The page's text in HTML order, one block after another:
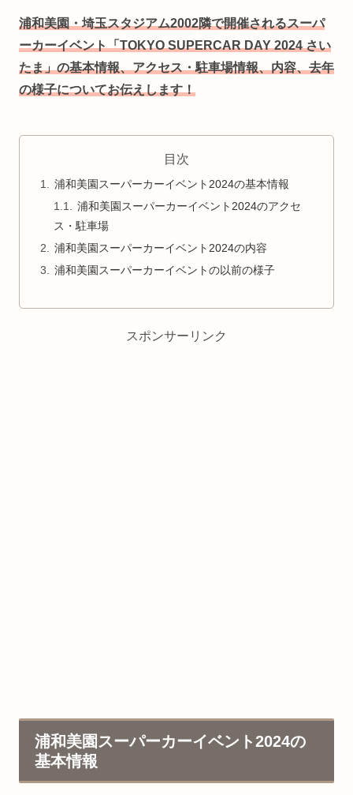
浦和美園・埼玉スタジアム2002隣で開催されるスーパ
ーカーイベント「TOKYO SUPERCAR DAY 2024 さい
たま」の基本情報、アクセス・駐車場情報、内容、去年
の様子についてお伝えします！
目次
浦和美園スーパーカーイベント2024の基本情報
浦和美園スーパーカーイベント2024のアクセ
ス・駐車場
浦和美園スーパーカーイベント2024の内容
浦和美園スーパーカーイベントの以前の様子
スポンサーリンク
浦和美園スーパーカーイベント2024の
基本情報